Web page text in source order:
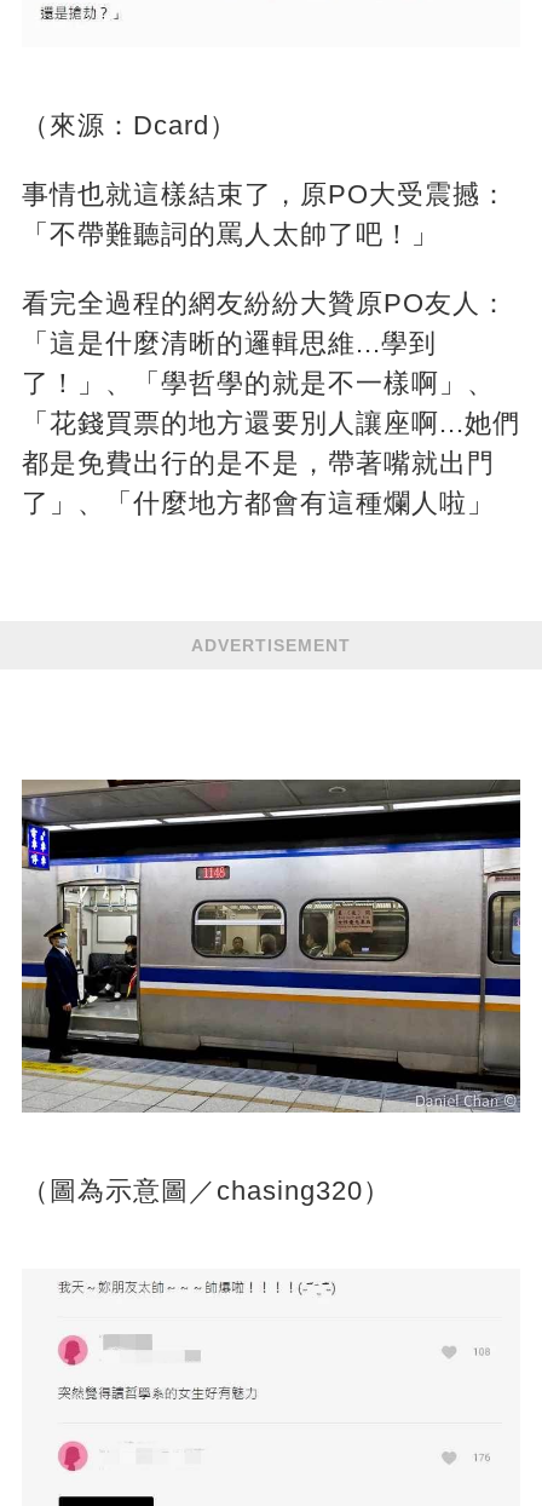
（來源：Dcard）
事情也就這樣結束了，原PO大受震撼：
「不帶難聽詞的罵人太帥了吧！」
看完全過程的網友紛紛大贊原PO友人：
「這是什麼清晰的邏輯思維...學到
了！」、「學哲學的就是不一樣啊」、
「花錢買票的地方還要別人讓座啊...她們
都是免費出行的是不是，帶著嘴就出門
了」、「什麼地方都會有這種爛人啦」
ADVERTISEMENT
（圖為示意圖／chasing320）